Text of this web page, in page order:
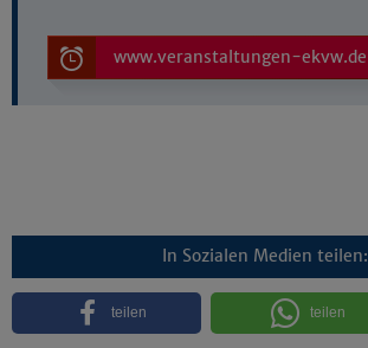
www.veranstaltungen-ekvw.de
In Sozialen Medien teilen:
teilen teilen